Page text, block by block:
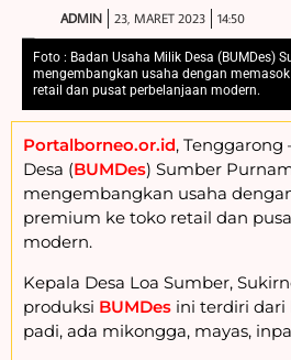
ADMIN 23, MARET 2023 14:50
Foto : Badan Usaha Milik Desa (BUMDes)
mengembangkan usaha dengan
retail dan pusat perbelanjaan modern.
Portalborneo.or.id, Tenggarong
Desa (BUMDes) Sumber
mengembangkan usaha
premium ke toko retail dan
modern.
Kepala Desa Loa Sumber,
produksi BUMDes ini terdiri dari
padi, ada mikongga, mayas,